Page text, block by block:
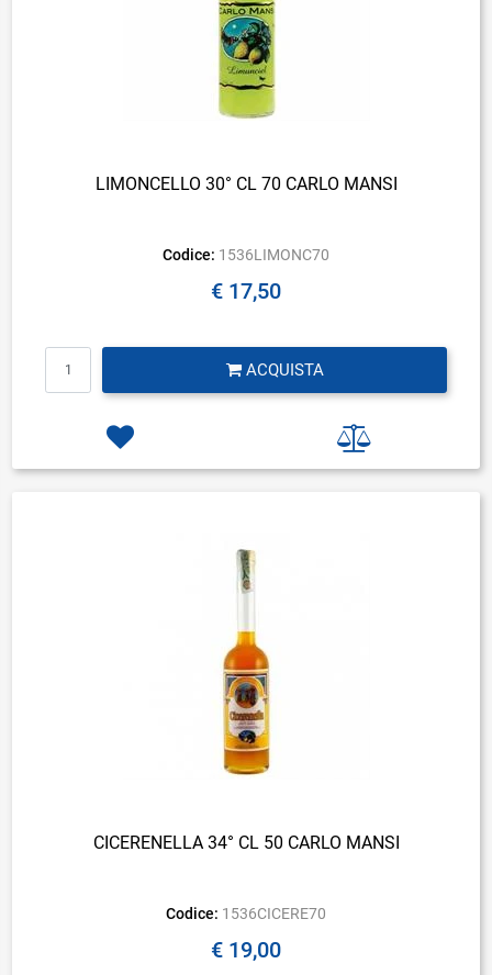
LIMONCELLO 30° CL 70 CARLO MANSI
Codice: 1536LIMONC70
€ 17,50
ACQUISTA
CICERENELLA 34° CL 50 CARLO MANSI
Codice: 1536CICERE70
€ 19,00